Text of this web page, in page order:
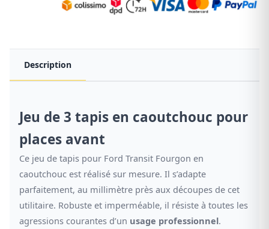
Description
Jeu de 3 tapis en caoutchouc pour
places avant
Ce jeu de tapis pour Ford Transit Fourgon en
caoutchouc est réalisé sur mesure. Il s’adapte
parfaitement, au millimètre près aux découpes de cet
utilitaire. Robuste et imperméable, il résiste à toutes les
agressions courantes d’un usage professionnel.